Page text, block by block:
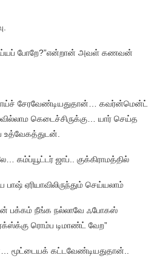
போறே?”என்றான் அவள் கணவன்
சேரவேண்டியதுதான்… கவர்ன்மென்ட்
கெடைச்சிருக்கு… யார் செய்த
உத்வேகத்துடன்.
கம்ப்யூட்டர் ஜாப்.. குக்கிராமத்தில்
ஏரியாவிலிருந்தும் செய்யலாம்
பக்கம் நீங்க நல்லாவே ஃபோகஸ்
ரொம்ப டிமாண்ட் வேற”
மூட்டையக் கட்டவேண்டியதுதான்..